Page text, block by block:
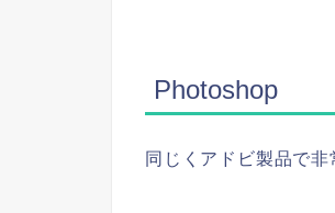
Photoshop
同じくアドビ製品で